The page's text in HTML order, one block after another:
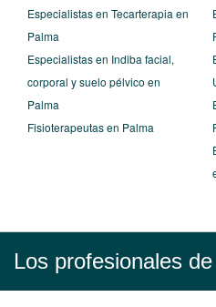
Especialistas en Tecarterapia en
Palma
Especialistas en Indiba facial,
corporal y suelo pélvico en
Palma
Fisioterapeutas en Palma
Los profesionales